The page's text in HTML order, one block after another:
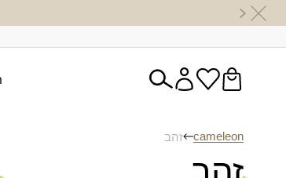
cameleon זהב